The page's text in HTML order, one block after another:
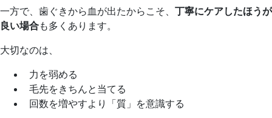
一方で、歯ぐきから血が出たからこそ、 丁寧にケアしたほうが
良い場合も多くあります。
大切なのは、
力を弱める
毛先をきちんと当てる
回数を増やすより「質」を意識する